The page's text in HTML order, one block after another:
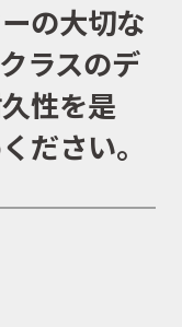
の大切な
ラスのデ
性を是
ださい。